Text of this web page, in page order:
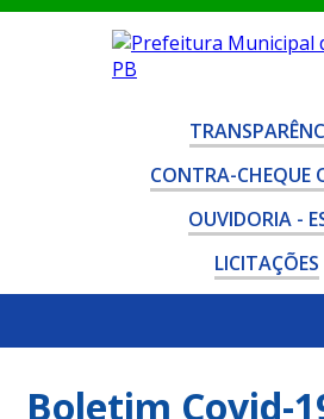
CONTRA-CHEQUE
OUVIDORIA -
LICITAÇÕES
Boletim Covid-